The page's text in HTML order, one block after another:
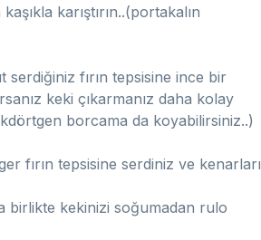
karıştırın..(portakalın
serdiğiniz fırın tepsisine ince bir
keki çıkarmanız daha kolay
borcama da koyabilirsiniz..)
fırın tepsisine serdiniz ve kenarları
birlikte kekinizi soğumadan rulo